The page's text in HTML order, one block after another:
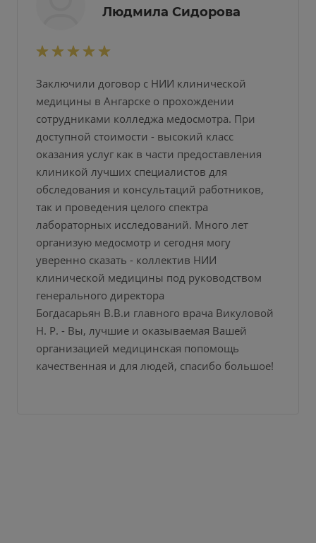
Людмила Сидорова
Заключили договор с НИИ клинической
медицины в Ангарске о прохождении
сотрудниками колледжа медосмотра. При
доступной стоимости - высокий класс
оказания услуг как в части предоставления
клиникой лучших специалистов для
обследования и консультаций работников,
так и проведения целого спектра
лабораторных исследований. Много лет
организую медосмотр и сегодня могу
уверенно сказать - коллектив НИИ
клинической медицины под руководством
генерального директора
Богдасарьян В.В.и главного врача Викуловой
Н. Р. - Вы, лучшие и оказываемая Вашей
организацией медицинская попомощь
качественная и для людей, спасибо большое!